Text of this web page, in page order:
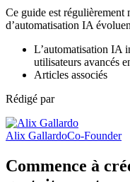
Ce guide est régulièrement
d’automatisation IA
L’automatisation IA
utilisateurs avancés
Articles associés
Rédigé par
Alix GallardoCo-Founder
Commence à